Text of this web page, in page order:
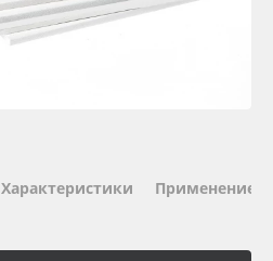
Характеристики Применение